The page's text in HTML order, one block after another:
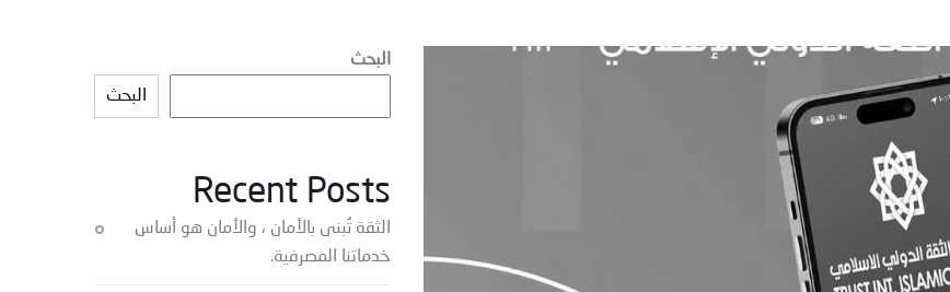
البحث
البحث
Recent Posts
الثقة تُبنى بالأمان ، والأمان هو أساس
خدماتنا المصرفية.